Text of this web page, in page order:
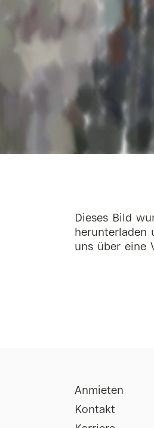
Dieses Bild
herunterladen
uns über eine
Anmieten
Kontakt